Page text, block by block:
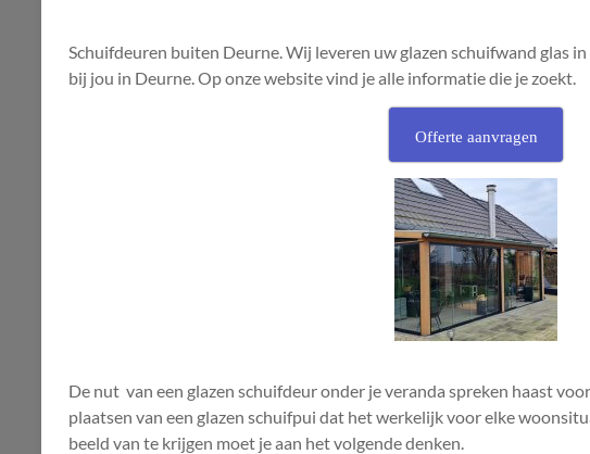
Schuifdeuren buiten Deurne. Wij leveren uw glazen schuifwand glas
bij jou in Deurne. Op onze website vind je alle informatie die je zoekt.
Offerte aanvragen
De nut van een glazen schuifdeur onder je veranda spreken haast
plaatsen van een glazen schuifpui dat het werkelijk voor elke
beeld van te krijgen moet je aan het volgende denken.